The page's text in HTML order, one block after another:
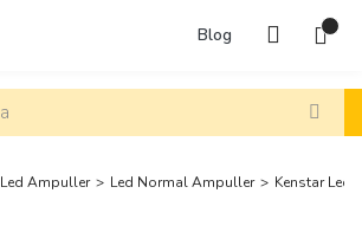
Blog
Led Ampuller Led Normal Ampuller Kenstar Led